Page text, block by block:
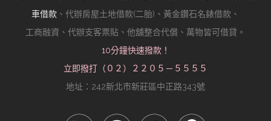
車借款 、代辦房屋土地借款(二胎)、黃金鑽石名錶借款、
工商融資、代辦支客票貼、他舖整合代償、萬物皆可借貸。
10分鐘快速撥款！
立即撥打（０２）２２０５－５５５５
地址：242新北市新莊區中正路343號